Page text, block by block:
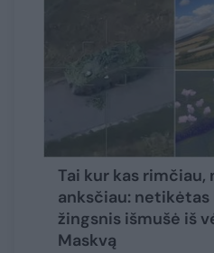
Tai kur kas rimčiau,
anksčiau: netikėtas
žingsnis išmušė iš
Maskvą